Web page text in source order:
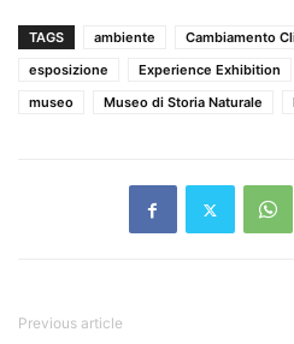
TAGS ambiente Cambiamento
esposizione
Experience Exhibition
museo
Museo di Storia Naturale
Previous article